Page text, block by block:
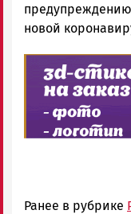
новой
Ранее в рубрике